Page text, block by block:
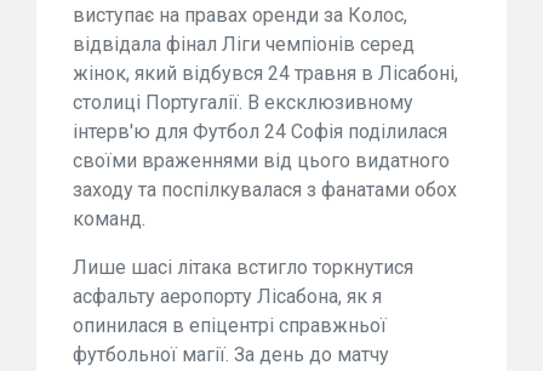
виступає на правах оренди за Колос,
відвідала фінал Ліги чемпіонів серед
жінок, який відбувся 24 травня в Лісабоні,
столиці Португалії. В ексклюзивному
інтерв'ю для Футбол 24 Софія поділилася
своїми враженнями від цього видатного
заходу та поспілкувалася з фанатами обох
команд.
Лише шасі літака встигло торкнутися
асфальту аеропорту Лісабона, як я
опинилася в епіцентрі справжньої
футбольної магії. За день до матчу